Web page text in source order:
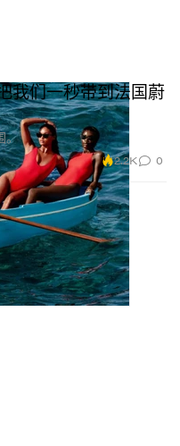
我们一秒带到法国蔚
。
2.2K 0